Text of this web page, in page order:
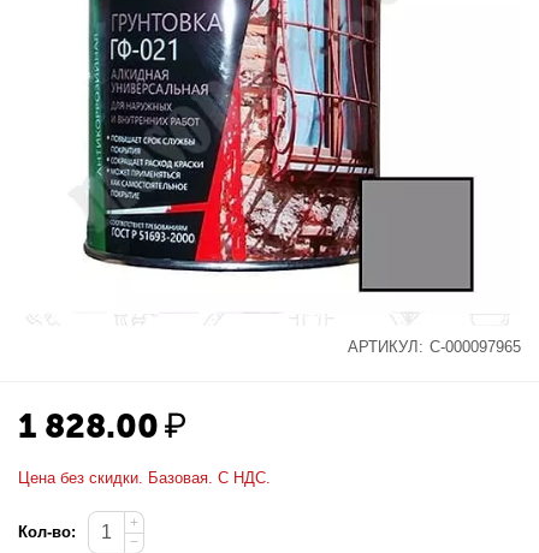
АРТИКУЛ: С-000097965
1 828.00₽
Цена без скидки. Базовая. С НДС.
Кол-во:
+
−